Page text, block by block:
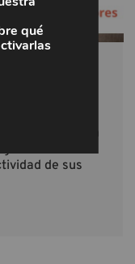
de
de
tendencia
que ver con
se
de sus
qué